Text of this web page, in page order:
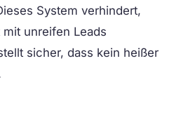
System verhindert,
unreifen Leads
sicher, dass kein heißer